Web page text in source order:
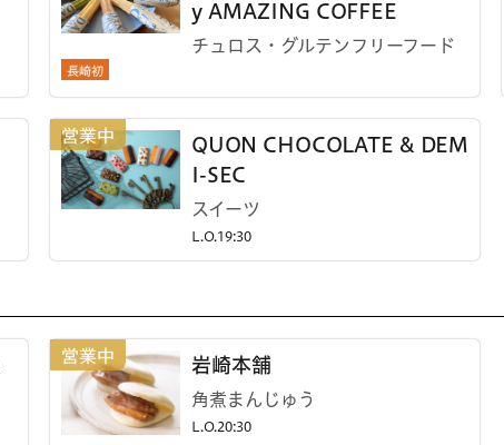
長崎初
y AMAZING COFFEE
チュロス・グルテンフリーフード
QUON CHOCOLATE & DEM
I-SEC
スイーツ
L.O.19:30
岩崎本舗
角煮まんじゅう
L.O.20:30